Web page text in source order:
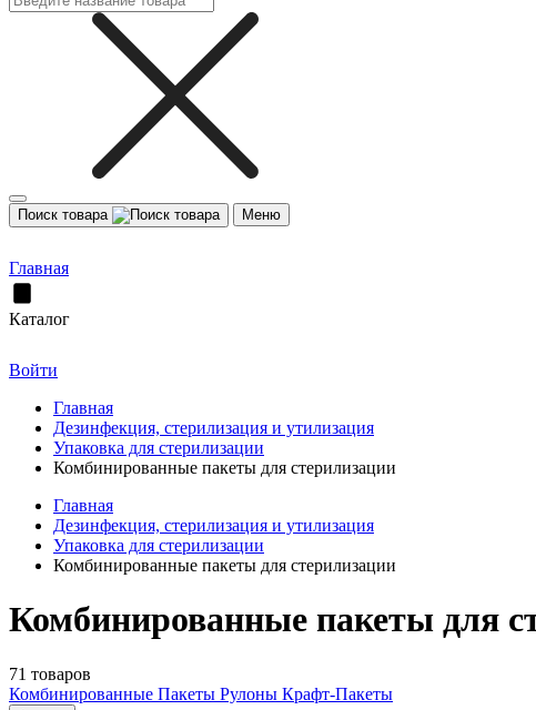
Поиск товара Меню
Главная
Каталог
Войти
Главная
Дезинфекция, стерилизация и утилизация
Упаковка для стерилизации
Комбинированные пакеты для стерилизации
Главная
Дезинфекция, стерилизация и утилизация
Упаковка для стерилизации
Комбинированные пакеты для стерилизации
Комбинированные пакеты для
71 товаров
Комбинированные Пакеты Рулоны Крафт-Пакеты